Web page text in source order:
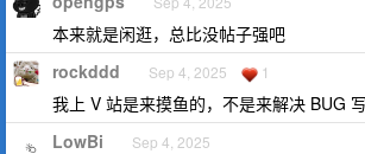
本来就是闲逛，总比没帖子强吧
rockddd Sep 4, 2025 1
我上 V 站是来摸鱼的，不是来解决 BUG
LowBi Sep 4, 2025